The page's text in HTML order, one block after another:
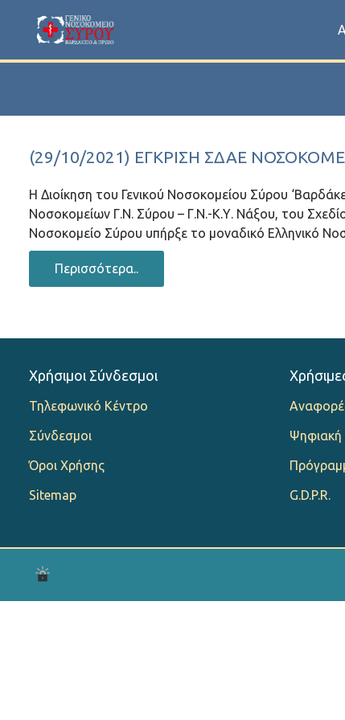
(29/10/2021) ΈΓΚΡΙΣΗ ΣΔΑΕ
Η Διοίκηση του Γενικού Νοσοκομείου Σύρου
Νοσοκομείων Γ.Ν. Σύρου – Γ.Ν.-Κ.Υ. Νάξου, του
Νοσοκομείο Σύρου υπήρξε το μοναδικό Ελληνικό
Περισσότερα..
Χρήσιμοι Σύνδεσμοι
Τηλεφωνικό Κέντρο
Σύνδεσμοι
Όροι Χρήσης
Sitemap
Ψηφιακή
G.D.P.R.